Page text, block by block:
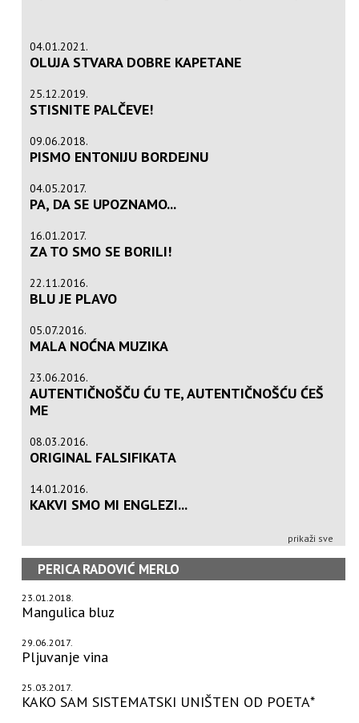
04.01.2021.
OLUJA STVARA DOBRE KAPETANE
25.12.2019.
STISNITE PALČEVE!
09.06.2018.
PISMO ENTONIJU BORDEJNU
04.05.2017.
PA, DA SE UPOZNAMO...
16.01.2017.
ZA TO SMO SE BORILI!
22.11.2016.
BLU JE PLAVO
05.07.2016.
MALA NOĆNA MUZIKA
23.06.2016.
AUTENTIČNOŠČU ĆU TE, AUTENTIČNOŠĆU ĆEŠ
ME
08.03.2016.
ORIGINAL FALSIFIKATA
14.01.2016.
KAKVI SMO MI ENGLEZI...
prikaži sve
PERICA RADOVIĆ MERLO
23.01.2018.
Mangulica bluz
29.06.2017.
Pljuvanje vina
25.03.2017.
KAKO SAM SISTEMATSKI UNIŠTEN OD POETA*